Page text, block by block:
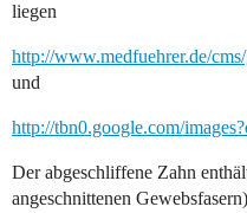
liegen
http://www.medfuehrer.de/
und
http://tbn0.google.com/
Der abgeschliffene Zahn
angeschnittenen